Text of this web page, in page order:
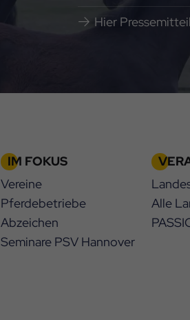
Hier
IM FOKUS
Vereine
Pferdebetriebe
Abzeichen
Seminare PSV Hannover
Alle